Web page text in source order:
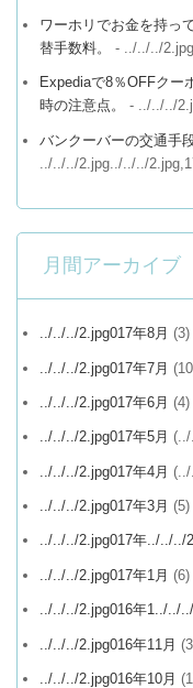
ワーホリでお金を持っ
替手数料。
- ../../../
Expediaで8％OFFクー
時の注意点。
- ../../../
バンクーバーの交通手
../../../2.jpg../../../
月間アーカイブ
../../../2.jpg017年8月 (3)
../../../2.jpg017年7月
../../../2.jpg017年6月 (4)
../../../2.jpg017年5月
../../../2.jpg017年4月
../../../2.jpg017年3月 (5)
../../../2.jpg017年../../../
../../../2.jpg017年1月 (6)
../../../2.jpg016年1../../
../../../2.jpg016年11月
../../../2.jpg016年10月